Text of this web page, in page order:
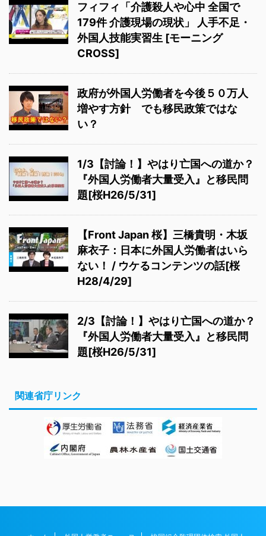
フィフィ「介護殺人や心中 全国で
179件 介護現場の現状」 人手不足・
外国人技能実習生 [モーニング
CROSS]
政府が外国人労働者を今後５０万人
増やす方針 でも移民政策ではな
い？
1/3【討論！】やはり亡国への道か？
『外国人労働者大量受入』と移民問
題[桜H26/5/31]
【Front Japan 桜】三橋貴明・木坂
麻衣子：日本に外国人労働者はいら
ない！ / ウケるコンテンツの話[桜
H28/4/29]
2/3【討論！】やはり亡国への道か？
『外国人労働者大量受入』と移民問
題[桜H26/5/31]
関連省庁リンク